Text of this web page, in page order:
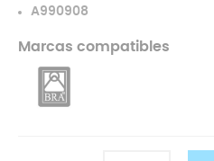
A990908
Marcas compatibles